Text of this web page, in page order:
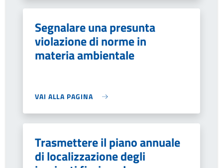
Segnalare una presunta
violazione di norme in
materia ambientale
VAI ALLA PAGINA
Trasmettere il piano annuale
di localizzazione degli